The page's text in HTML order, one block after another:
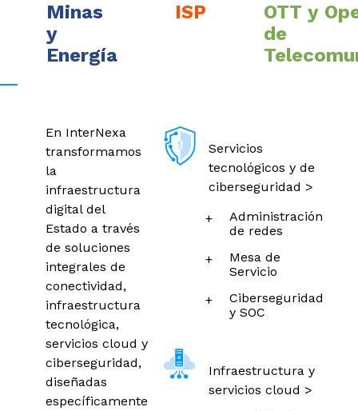
Minas
y
Energía
ISP
OTT y
de
En InterNexa
transformamos
la
infraestructura
digital del
Estado a través
de soluciones
integrales de
conectividad,
infraestructura
tecnológica,
servicios cloud y
ciberseguridad,
diseñadas
específicamente
Servicios
tecnológicos y de
ciberseguridad >
Administración
de redes
Mesa de
Servicio
Ciberseguridad
y SOC
Infraestructura y
servicios cloud >